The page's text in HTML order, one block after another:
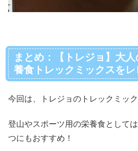
まとめ：【トレジョ】大
養食トレックミックスをレ
今回は、トレジョのトレックミッ
登山やスポーツ用の栄養食として
つにもおすすめ！